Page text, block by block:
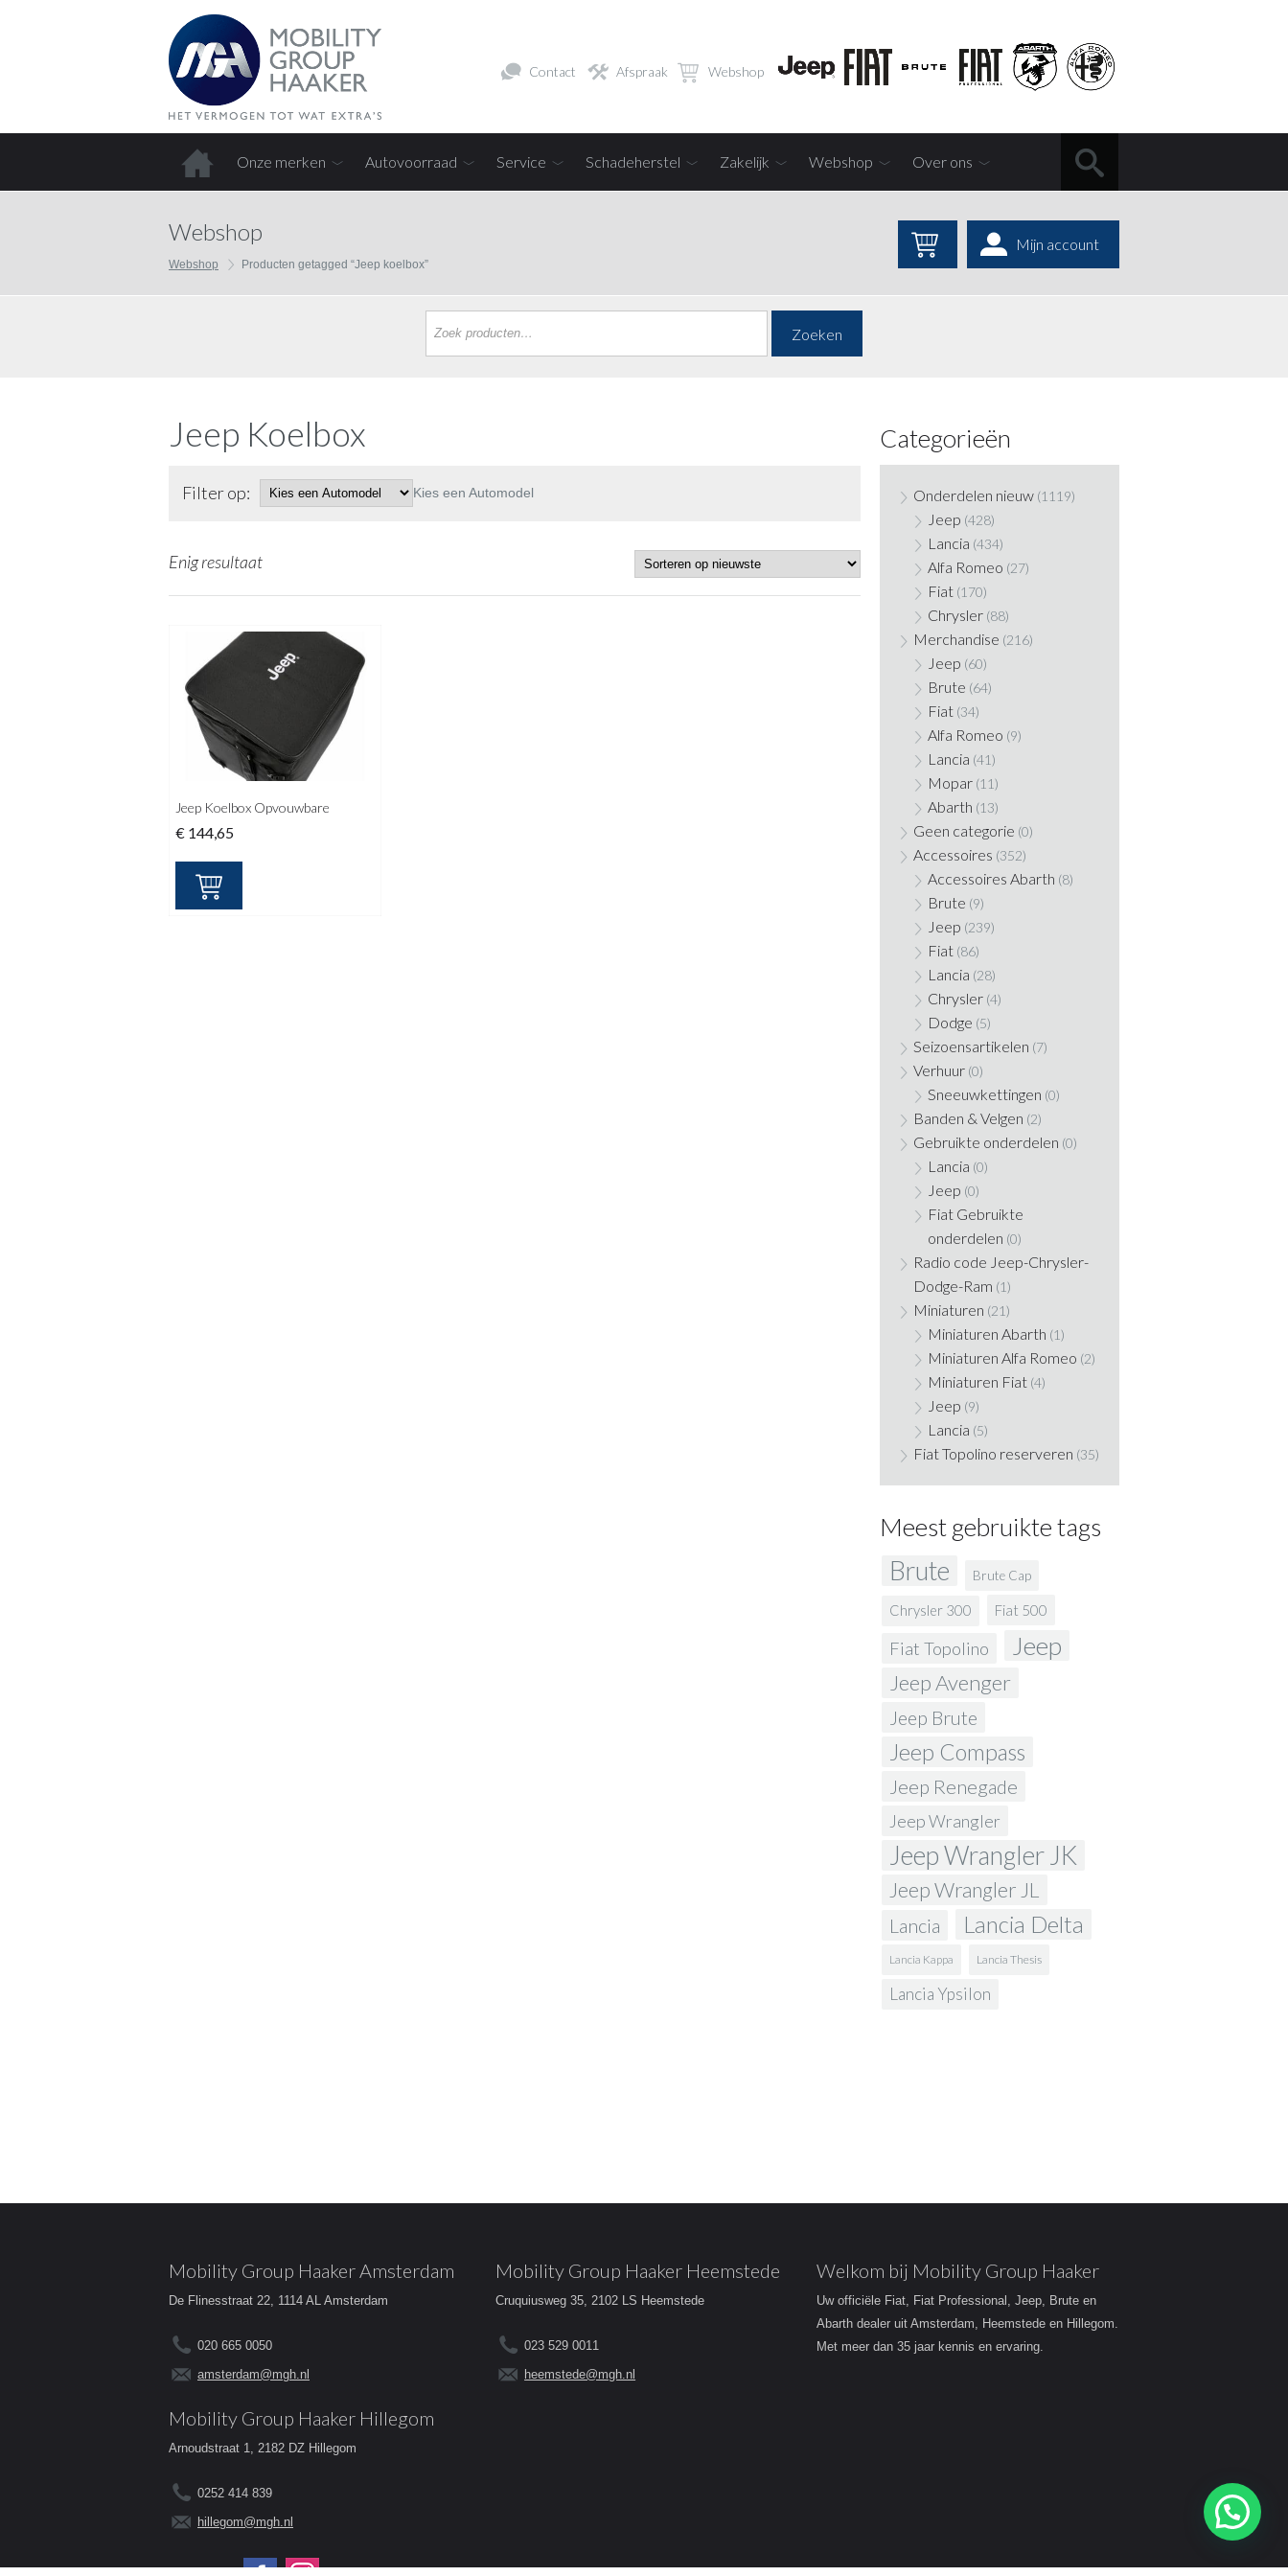
Contact Afspraak Webshop
Onze merken Autovoorraad Service Schadeherstel Zakelijk Webshop Over ons
Webshop
Webshop Producten getagged “Jeep koelbox”
Mijn account
Zoeken
Jeep Koelbox
Filter op: Kies een Automodel
Enig resultaat
Jeep Koelbox Opvouwbare
€ 144,65
Categorieën
Onderdelen nieuw (1119)
Jeep (428)
Lancia (434)
Alfa Romeo (27)
Fiat (170)
Chrysler (88)
Merchandise (216)
Jeep (60)
Brute (64)
Fiat (34)
Alfa Romeo (9)
Lancia (41)
Mopar (11)
Abarth (13)
Geen categorie (0)
Accessoires (352)
Accessoires Abarth (8)
Brute (9)
Jeep (239)
Fiat (86)
Lancia (28)
Chrysler (4)
Dodge (5)
Seizoensartikelen (7)
Verhuur (0)
Sneeuwkettingen (0)
Banden & Velgen (2)
Gebruikte onderdelen (0)
Lancia (0)
Jeep (0)
Fiat Gebruikte
onderdelen (0)
Radio code Jeep-Chrysler-
Dodge-Ram (1)
Miniaturen (21)
Miniaturen Abarth (1)
Miniaturen Alfa Romeo (2)
Miniaturen Fiat (4)
Jeep (9)
Lancia (5)
Fiat Topolino reserveren (35)
Meest gebruikte tags
Brute Brute Cap
Chrysler 300 Fiat 500
Fiat Topolino Jeep
Jeep Avenger
Jeep Brute
Jeep Compass
Jeep Renegade
Jeep Wrangler
Jeep Wrangler JK
Jeep Wrangler JL
Lancia Lancia Delta
Lancia Kappa Lancia Thesis
Lancia Ypsilon
Mobility Group Haaker Amsterdam
De Flinesstraat 22, 1114 AL Amsterdam
020 665 0050
amsterdam@mgh.nl
Mobility Group Haaker Heemstede
Cruquiusweg 35, 2102 LS Heemstede
023 529 0011
heemstede@mgh.nl
Mobility Group Haaker Hillegom
Arnoudstraat 1, 2182 DZ Hillegom
0252 414 839
hillegom@mgh.nl
Volg ons op:
Welkom bij Mobility Group Haaker
Uw officiële Fiat, Fiat Professional, Jeep, Brute en
Abarth dealer uit Amsterdam, Heemstede en Hillegom.
Met meer dan 35 jaar kennis en ervaring.